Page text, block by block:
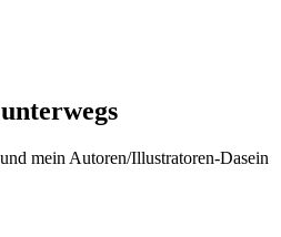
mein Autoren/Illustratoren-Dasein